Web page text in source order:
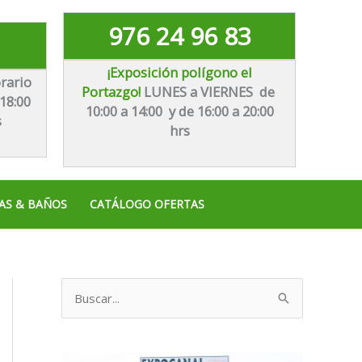
976 24 96 83
¡Exposición polígono el
Portazgo! LUNES a VIERNES de
10:00 a 14:00 y de 16:00 a 20:00
hrs
& BAÑOS CATÁLOGO OFERTAS
u